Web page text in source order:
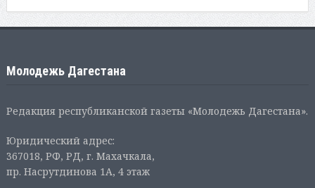
Молодежь Дагестана
Редакция республиканской газеты «Молодежь Дагестана».
Юридический адрес:
367018, РФ, РД, г. Махачкала,
пр. Насрутдинова 1А, 4 этаж